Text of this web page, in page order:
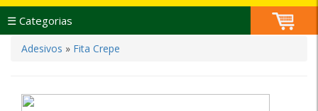
☰ Categorias
Adesivos » Fita Crepe